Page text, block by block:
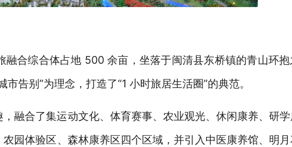
融合综合体占地 500 余亩，坐落于闽清县东桥镇的青山环抱
市告别”为理念，打造了“1 小时旅居生活圈”的典范。
融合了集运动文化、体育赛事、农业观光、休闲康养、研
园体验区、森林康养区四个区域，并引入中医康养馆、明